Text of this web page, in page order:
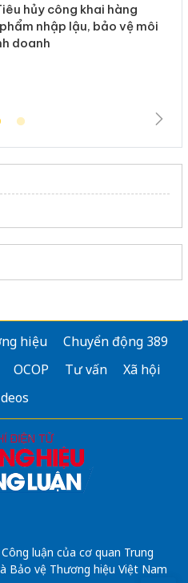
hủy công khai hàng
nhập lậu, bảo vệ môi
doanh
hiệu
Chuyển động 389
OCOP Tư vấn
Xã hội
luận của cơ quan Trung
Bảo vệ Thương hiệu Việt Nam